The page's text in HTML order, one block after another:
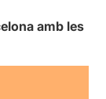
amb les